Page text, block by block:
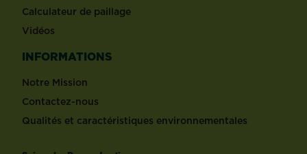
Calculateur de paillage
Vidéos
INFORMATIONS
Notre Mission
Contactez-nous
Qualités et caractéristiques environnementales